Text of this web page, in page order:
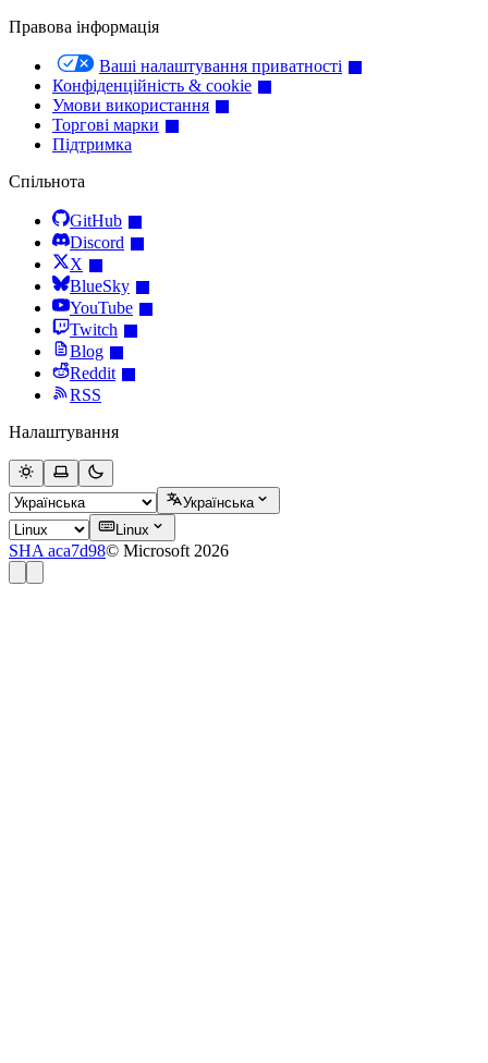
Правова інформація
Ваші налаштування приватності
Конфіденційність & cookie
Умови використання
Торгові марки
Підтримка
Спільнота
GitHub
Discord
X
BlueSky
YouTube
Twitch
Blog
Reddit
RSS
Налаштування
Українська
Linux
SHA aca7d98© Microsoft 2026